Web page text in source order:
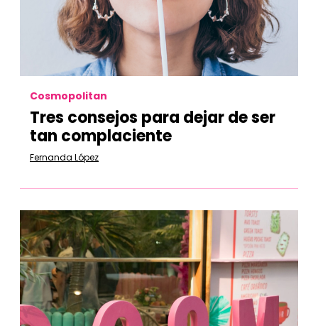
Cosmopolitan
Tres consejos para dejar de ser
tan complaciente
Fernanda López